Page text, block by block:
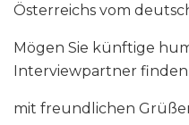
Österreichs vom
Mögen Sie künftige
Interviewpartner finden
mit freundlichen